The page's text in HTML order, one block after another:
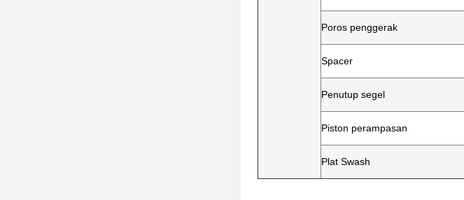
Poros penggerak
Spacer
Penutup segel
Piston perampasan
Plat Swash